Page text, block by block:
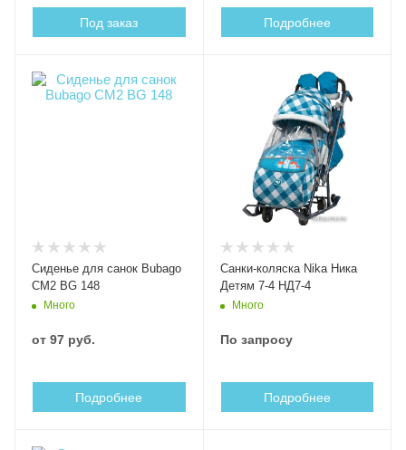
Под заказ Подробнее
Сиденье для санок Bubago
СМ2 BG 148
Много
от 97 руб.
Подробнее
Санки-коляска Nika Ника
Детям 7-4 НД7-4
Много
По запросу
Подробнее